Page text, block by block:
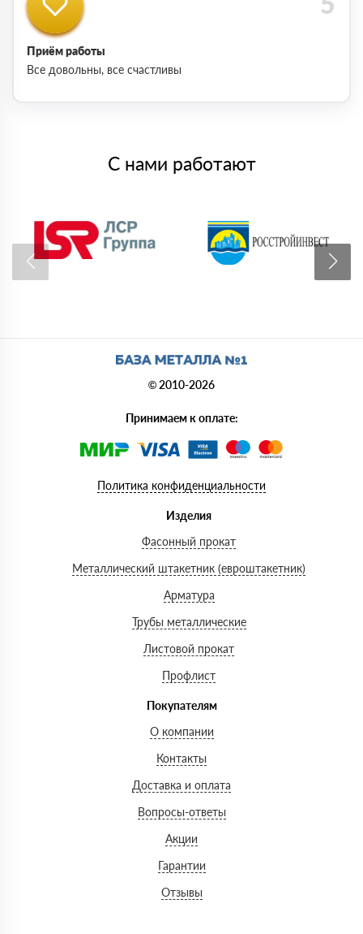
Приём работы
Все довольны, все счастливы
С нами работают
© 2010-2026
Принимаем к оплате:
Политика конфиденциальности
Изделия
Фасонный прокат
Металлический штакетник (евроштакетник)
Арматура
Трубы металлические
Листовой прокат
Профлист
Покупателям
О компании
Контакты
Доставка и оплата
Вопросы-ответы
Акции
Гарантии
Отзывы